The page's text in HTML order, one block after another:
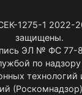
1275-1 2022-
защищены.
ЭЛ № ФС 77-
по надзору
технологий